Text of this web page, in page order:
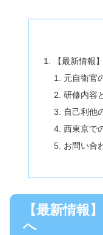
【最新情報
元自衛官
研修内容
自己利他
西東京で
お問い合
【最新情報
へ